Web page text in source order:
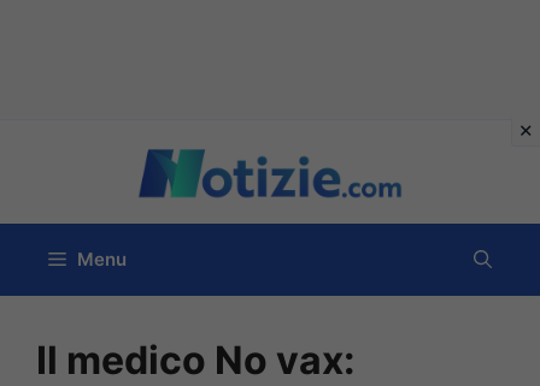
contenuto
Menu
Il medico No vax: